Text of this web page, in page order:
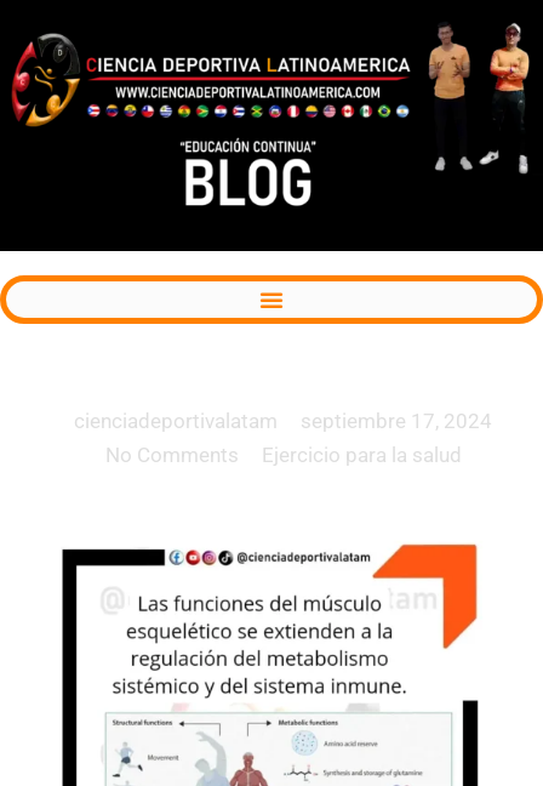
cienciadeportivalatam
septiembre 17, 2024
No Comments
Ejercicio para la salud